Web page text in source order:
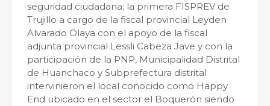
seguridad ciudadana; la primera FISPREV de
Trujillo a cargo de la fiscal provincial Leyden
Alvarado Olaya con el apoyo de la fiscal
adjunta provincial Lessli Cabeza Jave y con la
participación de la PNP, Municipalidad Distrital
de Huanchaco y Subprefectura distrital
intervinieron el local conocido como Happy
End ubicado en el sector el Boquerón siendo